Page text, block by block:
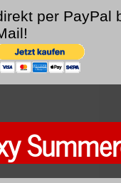
per PayPal